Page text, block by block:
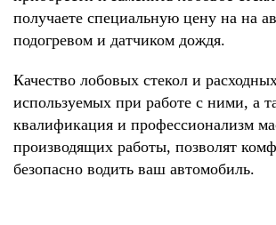
получаете специальную цену на на
подогревом и датчиком дождя.
Качество лобовых стекол и
используемых при работе с ними, а
квалификация и профессионализм
производящих работы, позволят
безопасно водить ваш автомобиль.